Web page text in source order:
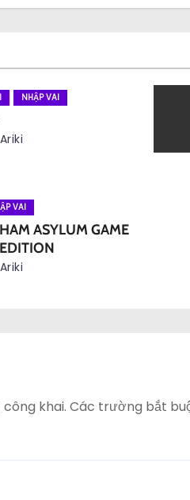
NHẬP VAI
Ariki
VAI
ASYLUM GAME
Ariki
khai. Các trường bắt